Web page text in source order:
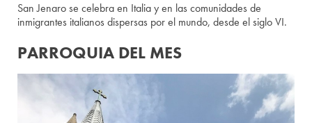
San Jenaro se celebra en Italia y en las comunidades de
inmigrantes italianos dispersas por el mundo, desde el siglo VI.
PARROQUIA DEL MES